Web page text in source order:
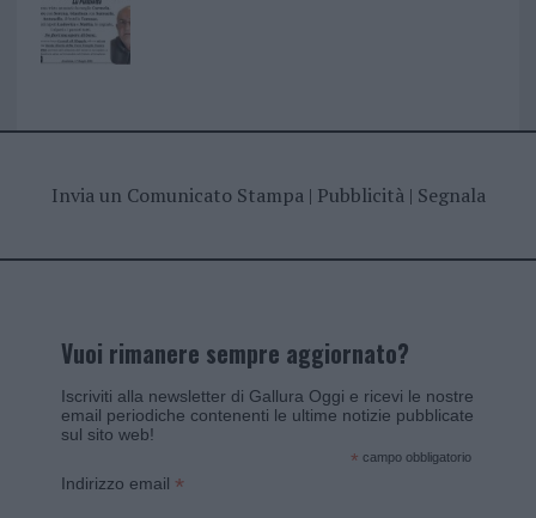
Invia un Comunicato Stampa| Pubblicità| Segnala
Vuoi rimanere sempre aggiornato?
Iscriviti alla newsletter di Gallura Oggi e ricevi le nostre
email periodiche contenenti le ultime notizie pubblicate
sul sito web!
* campo obbligatorio
Indirizzo email *